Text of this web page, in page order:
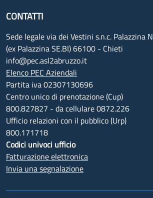
CONTATTI
Sede legale via dei Vestini s.n.c. Palazzina N
(ex Palazzina SE.BI) 66100 - Chieti
info@pec.asl2abruzzo.it
Elenco PEC Aziendali
Partita iva 02307130696
Centro unico di prenotazione (Cup)
800.827827 - da cellulare 0872.226
Ufficio relazioni con il pubblico (Urp)
800.171718
Codici univoci ufficio
Fatturazione elettronica
Invia una segnalazione